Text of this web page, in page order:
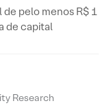
pelo menos R$ 1
de capital
Research